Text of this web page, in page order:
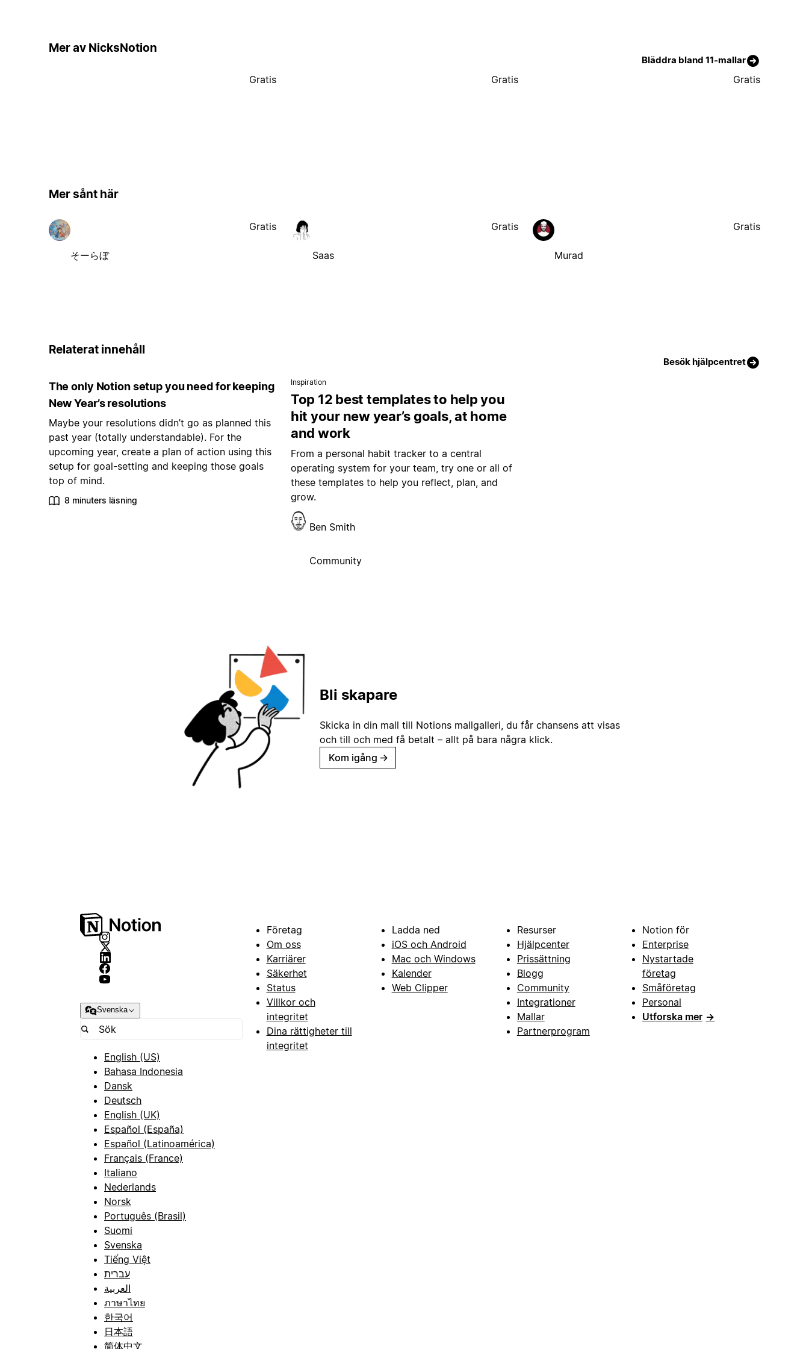
Mer av NicksNotion
Bläddra bland 11-mallar
Gratis Gratis Gratis
Mer sånt här
そーらぼ
Gratis
Saas
Gratis
Murad
Gratis
Relaterat innehåll
Besök hjälpcentret
The only Notion setup you need for keeping
New Year’s resolutions
Maybe your resolutions didn’t go as planned this
past year (totally understandable). For the
upcoming year, create a plan of action using this
setup for goal-setting and keeping those goals
top of mind.
8 minuters läsning
Inspiration
Top 12 best templates to help you
hit your new year’s goals, at home
and work
From a personal habit tracker to a central
operating system for your team, try one or all of
these templates to help you reflect, plan, and
grow.
Ben Smith
Community
Bli skapare
Skicka in din mall till Notions mallgalleri, du får chansens att visas
och till och med få betalt – allt på bara några klick.
Kom igång →
Svenska
English (US)
Bahasa Indonesia
Dansk
Deutsch
English (UK)
Español (España)
Español (Latinoamérica)
Français (France)
Italiano
Nederlands
Norsk
Português (Brasil)
Suomi
Svenska
Tiếng Việt
עברית
العربية
ภาษาไทย
한국어
日本語
简体中文
Företag
Om oss
Karriärer
Säkerhet
Status
Villkor och
integritet
Dina rättigheter till
integritet
Ladda ned
iOS och Android
Mac och Windows
Kalender
Web Clipper
Resurser
Hjälpcenter
Prissättning
Blogg
Community
Integrationer
Mallar
Partnerprogram
Notion för
Enterprise
Nystartade
företag
Småföretag
Personal
Utforska mer →